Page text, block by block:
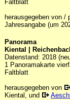
Faltblatt
herausgegeben von
Jahresangabe (um
Panorama
Kiental |
Datenstand: 2018
1 Panoramakarte
Faltblatt
herausgegeben von
Kiental, und